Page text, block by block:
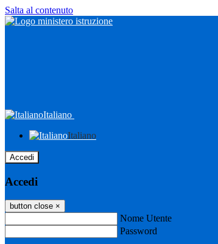
Salta al contenuto
Italiano
Italiano
Accedi
Accedi
button close ×
Nome Utente
Password